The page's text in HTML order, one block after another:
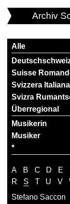
Archiv
Alle
Suisse
Svizzera Italiana
Svizra
Überregional
Musikerin
Musiker
*
A B C D E
R
S T U V
Stefano Saccon